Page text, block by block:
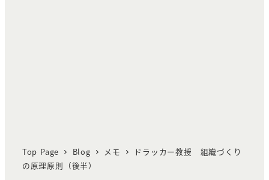
Top Page Blog メモ
ドラッカー教授 組織づくり
の原理原則（後半）